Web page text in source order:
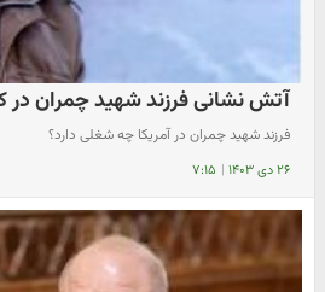
آتش نشانی فرزند شهید چمران در
فرزند شهید چمران در آمریکا چه شغلی دارد؟
۲۶ دی ۱۴۰۳ | ۷:۱۵